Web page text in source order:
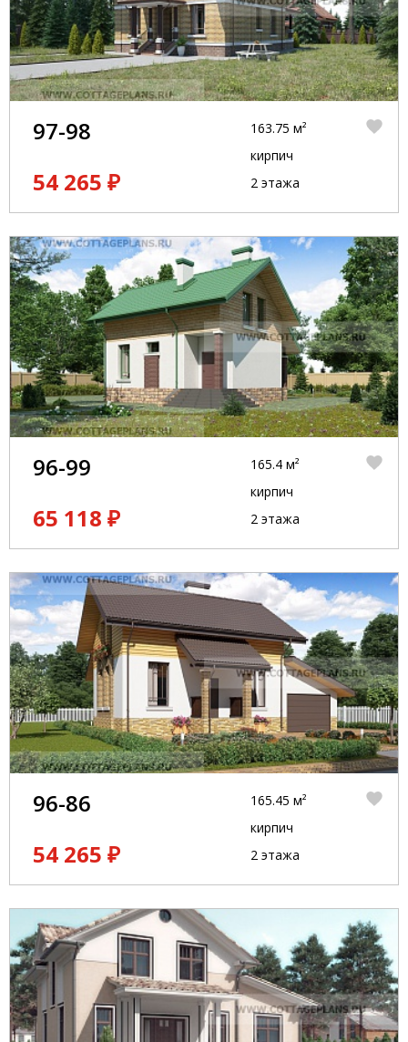
97-98
54 265 ₽
163.75 м²
кирпич
2 этажа
96-99
65 118 ₽
165.4 м²
кирпич
2 этажа
96-86
54 265 ₽
165.45 м²
кирпич
2 этажа